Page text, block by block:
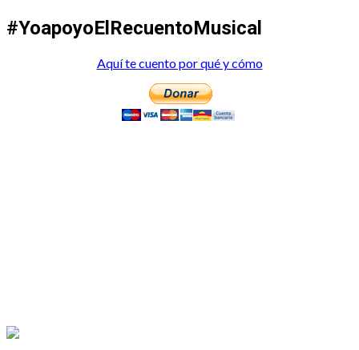
#YoapoyoElRecuentoMusical
Aquí te cuento por qué y cómo